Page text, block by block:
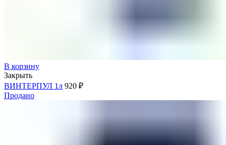
В корзину
Закрыть
ВИНТЕРПУЛ 1л 920 ₽
Продано